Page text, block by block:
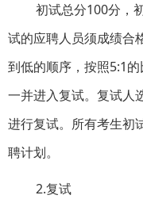
初试总分100分，
试的应聘人员须成绩合
到低的顺序，按照5:1
一并进入复试。复试人
进行复试。所有考生初
聘计划。
2.复试